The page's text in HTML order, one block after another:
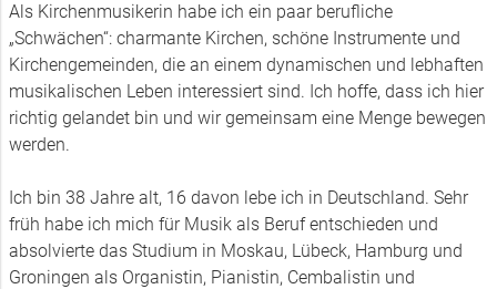
Als Kirchenmusikerin habe ich ein paar berufliche
„Schwächen“: charmante Kirchen, schöne Instrumente und
Kirchengemeinden, die an einem dynamischen und lebhaften
musikalischen Leben interessiert sind. Ich hoffe, dass ich hier
richtig gelandet bin und wir gemeinsam eine Menge bewegen
werden.
Ich bin 38 Jahre alt, 16 davon lebe ich in Deutschland. Sehr
früh habe ich mich für Musik als Beruf entschieden und
absolvierte das Studium in Moskau, Lübeck, Hamburg und
Groningen als Organistin, Pianistin, Cembalistin und